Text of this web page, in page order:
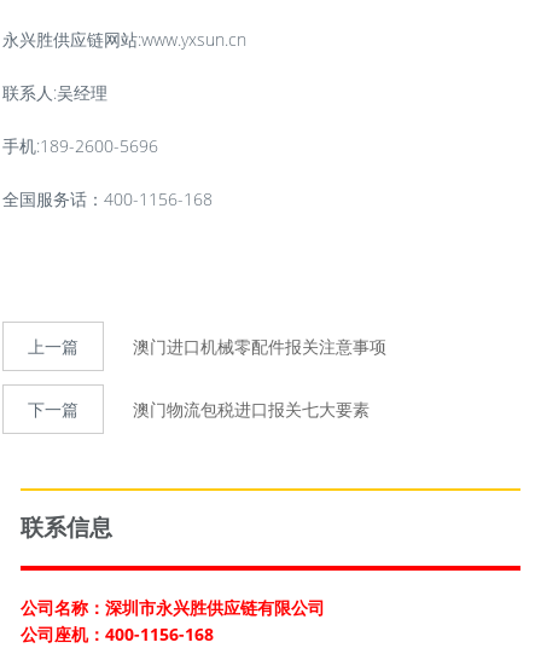
永兴胜供应链网站:www.yxsun.cn
联系人:吴经理
手机:189-2600-5696
全国服务话：400-1156-168
上一篇 澳门进口机械零配件报关注意事项
下一篇 澳门物流包税进口报关七大要素
联系信息
公司名称：深圳市永兴胜供应链有限公司
公司座机：400-1156-168